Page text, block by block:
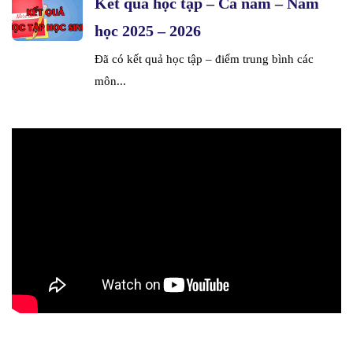
học 2025 – 2026
Đã có kết quả học tập – điểm trung bình các
môn...